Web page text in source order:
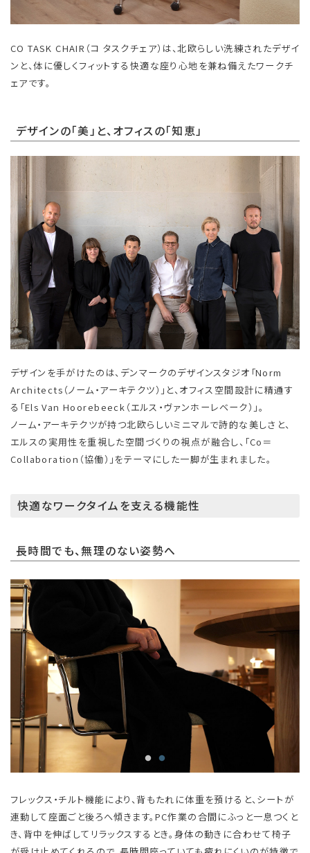
CO TASK CHAIR（コ タスクチェア）は、北欧らしい洗練されたデザイ
ンと、体に優しくフィットする快適な座り心地を兼ね備えたワークチ
ェアです。
デザインの「美」と、オフィスの「知恵」
デザインを手がけたのは、デンマークのデザインスタジオ「Norm
Architects（ノーム・アーキテクツ）」と、オフィス空間設計に精通す
る「Els Van Hoorebeeck（エルス・ヴァンホーレベーク）」。
ノーム・アーキテクツが持つ北欧らしいミニマルで詩的な美しさと、
エルスの実用性を重視した空間づくりの視点が融合し、「Co＝
Collaboration（協働）」をテーマにした一脚が生まれました。
快適なワークタイムを支える機能性
長時間でも、無理のない姿勢へ
フレックス・チルト機能により、背もたれに体重を預けると、シートが
連動して座面ごと後ろへ傾きます。PC作業の合間にふっと一息つくと
き、背中を伸ばしてリラックスするとき。身体の動きに合わせて椅子